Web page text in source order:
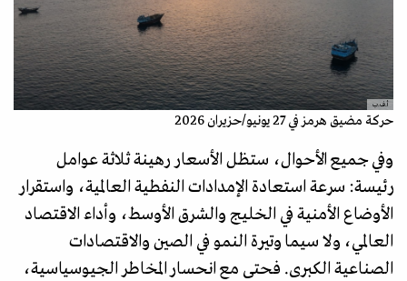
أ.ف.ب
حركة مضيق هرمز في 27 يونيو/حزيران 2026
وفي جميع الأحوال، ستظل الأسعار رهينة ثلاثة عوامل
رئيسة: سرعة استعادة الإمدادات النفطية العالمية، واستقرار
الأوضاع الأمنية في الخليج والشرق الأوسط، وأداء الاقتصاد
العالمي، ولا سيما وتيرة النمو في الصين والاقتصادات
الصناعية الكبرى. فحتى مع انحسار المخاطر الجيوسياسية،